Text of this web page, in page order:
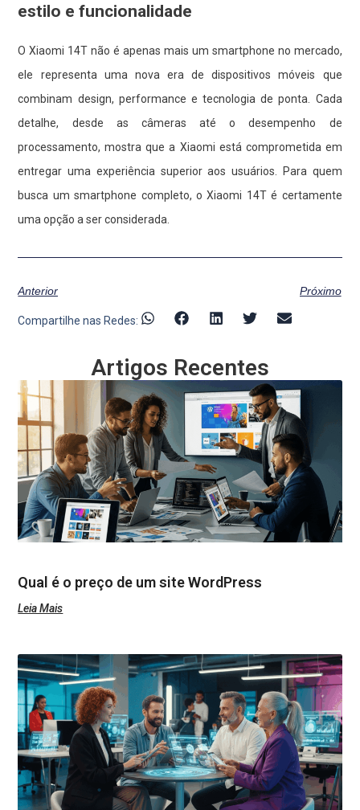
estilo e funcionalidade
O Xiaomi 14T não é apenas mais um smartphone no mercado,
ele representa uma nova era de dispositivos móveis que
combinam design, performance e tecnologia de ponta. Cada
detalhe, desde as câmeras até o desempenho de
processamento, mostra que a Xiaomi está comprometida em
entregar uma experiência superior aos usuários. Para quem
busca um smartphone completo, o Xiaomi 14T é certamente
uma opção a ser considerada.
Anterior Próximo
Compartilhe nas Redes:
Artigos Recentes
Qual é o preço de um site WordPress
Leia Mais